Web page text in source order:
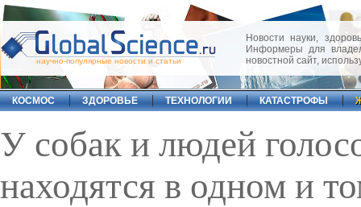
научно-популярные новости и статьи
Новости науки,
Информеры для
новостной сайт,
КОСМОС ЗДОРОВЬЕ ТЕХНОЛОГИИ КАТАСТРОФЫ
У собак и людей
находятся в одном и